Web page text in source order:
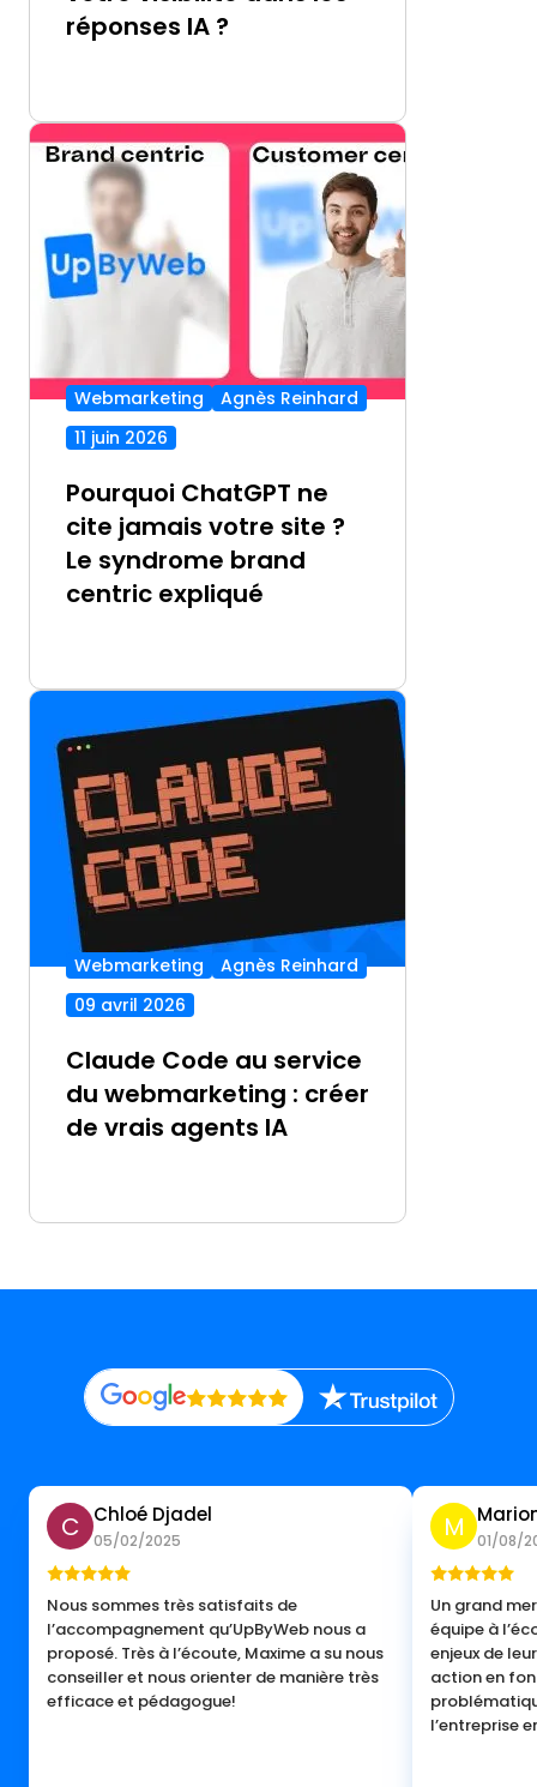
réponses IA ?
Webmarketing
Agnès Reinhard
11 juin 2026
Pourquoi ChatGPT ne
cite jamais votre site ?
Le syndrome brand
centric expliqué
Webmarketing
Agnès Reinhard
09 avril 2026
Claude Code au service
du webmarketing : créer
de vrais agents IA
C Chloé Djadel
05/02/2025
Nous sommes très satisfaits de
l’accompagnement qu’UpByWeb nous a
proposé. Très à l’écoute, Maxime a su nous
conseiller et nous orienter de manière très
efficace et pédagogue!
M 01/08/
Un grand
équipe à
enjeux de
action en
l’entreprise